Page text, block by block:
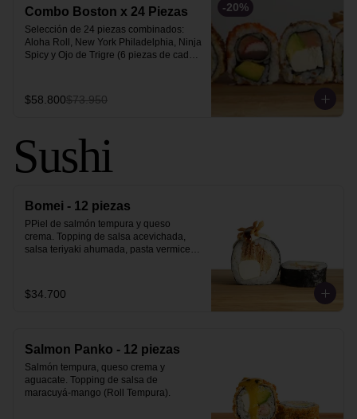
-20%
Combo Boston x 24 Piezas
Selección de 24 piezas combinados:
Aloha Roll, New York Philadelphia, Ninja
Spicy y Ojo de Trigre (6 piezas de cada
$58.800$73.950
Sushi
Bomei - 12 piezas
PPiel de salmón tempura y queso
crema. Topping de salsa acevichada,
salsa teriyaki ahumada, pasta vermicelli
$34.700
Salmon Panko - 12 piezas
Salmón tempura, queso crema y
aguacate. Topping de salsa de
maracuyá-mango (Roll Tempura).